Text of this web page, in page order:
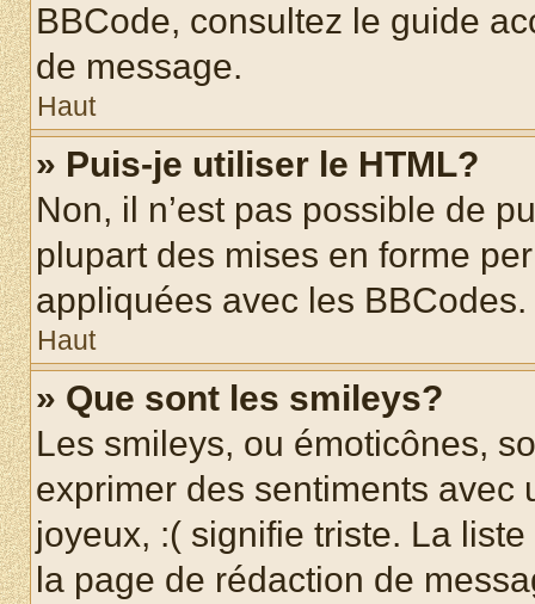
BBCode, consultez le guide
de message.
Haut
» Puis-je utiliser le HTML?
Non, il n’est pas possible de
plupart des mises en forme
appliquées avec les BBCodes.
Haut
» Que sont les smileys?
Les smileys, ou émoticônes,
exprimer des sentiments avec
joyeux, :( signifie triste. La
la page de rédaction de